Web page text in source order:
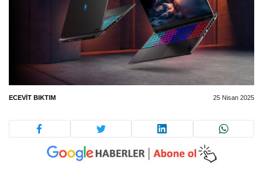
ECEVIT BIKTIM 25 Nisan 2025